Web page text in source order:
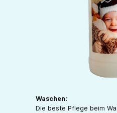
Waschen:
Die beste Pflege beim